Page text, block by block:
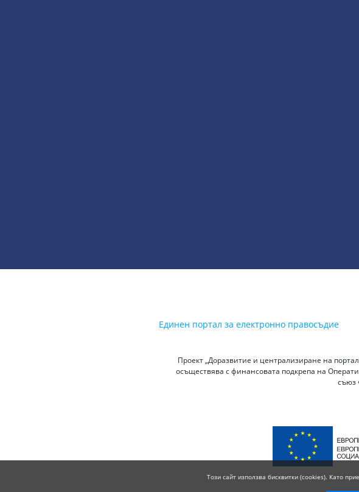
Единен портал за електронно правосъдие
Проект „Доразвитие и централизиране на
осъществява с финансовата подкрепа на
съюз
Този сайт използва бисквитки (cookies). Като